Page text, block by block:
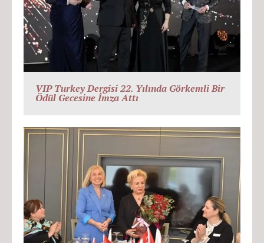
VIP Turkey Dergisi 22. Yılında Görkemli Bir
Ödül Gecesine İmza Attı